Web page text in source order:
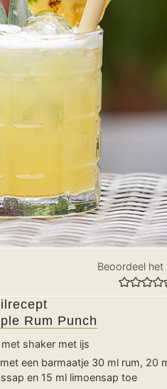
Beoordeel het
Rum Punch
met shaker met ijs
een barmaatje 30 ml rum, 20
en 15 ml limoensap toe